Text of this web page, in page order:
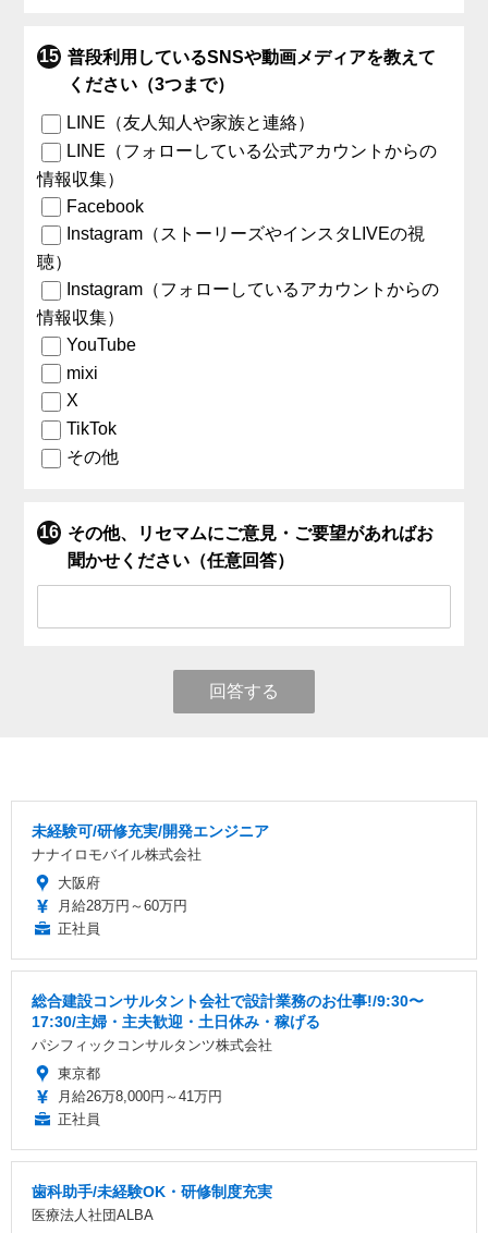
普段利用しているSNSや動画メディアを教えて
ください（3つまで）
LINE（友人知人や家族と連絡）
LINE（フォローしている公式アカウントからの
情報収集）
Facebook
Instagram（ストーリーズやインスタLIVEの視
聴）
Instagram（フォローしているアカウントからの
情報収集）
YouTube
mixi
X
TikTok
その他
その他、リセマムにご意見・ご要望があればお
聞かせください（任意回答）
回答する
未経験可/研修充実/開発エンジニア
ナナイロモバイル株式会社
大阪府
月給28万円～60万円
正社員
総合建設コンサルタント会社で設計業務のお仕事!/9:30〜
17:30/主婦・主夫歓迎・土日休み・稼げる
パシフィックコンサルタンツ株式会社
東京都
月給26万8,000円～41万円
正社員
歯科助手/未経験OK・研修制度充実
医療法人社団ALBA